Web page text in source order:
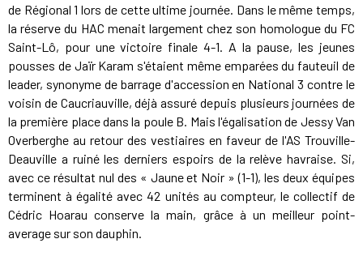
de Régional 1 lors de cette ultime journée. Dans le même temps,
la réserve du HAC menait largement chez son homologue du FC
Saint-Lô, pour une victoire finale 4-1. A la pause, les jeunes
pousses de Jaïr Karam s'étaient même emparées du fauteuil de
leader, synonyme de barrage d'accession en National 3 contre le
voisin de Caucriauville, déjà assuré depuis plusieurs journées de
la première place dans la poule B. Mais l'égalisation de Jessy Van
Overberghe au retour des vestiaires en faveur de l'AS Trouville-
Deauville a ruiné les derniers espoirs de la relève havraise. Si,
avec ce résultat nul des « Jaune et Noir » (1-1), les deux équipes
terminent à égalité avec 42 unités au compteur, le collectif de
Cédric Hoarau conserve la main, grâce à un meilleur point-
average sur son dauphin.